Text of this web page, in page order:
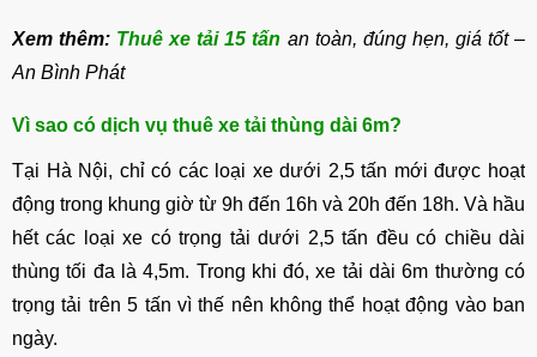
Xem thêm: Thuê xe tải 15 tấn an toàn, đúng hẹn, giá tốt –
An Bình Phát
Vì sao có dịch vụ thuê xe tải thùng dài 6m?
Tại Hà Nội, chỉ có các loại xe dưới 2,5 tấn mới được hoạt
động trong khung giờ từ 9h đến 16h và 20h đến 18h. Và hầu
hết các loại xe có trọng tải dưới 2,5 tấn đều có chiều dài
thùng tối đa là 4,5m. Trong khi đó, xe tải dài 6m thường có
trọng tải trên 5 tấn vì thế nên không thể hoạt động vào ban
ngày.